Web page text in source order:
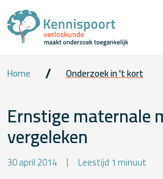
Home Onderzoek in 't kort
Ernstige maternale
vergeleken
30 april 2014 Leestijd 1 minuut